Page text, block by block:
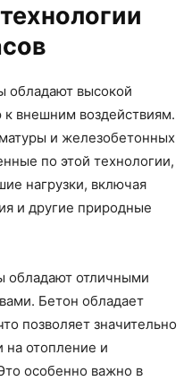
обладают высокой
внешним воздействиям.
и железобетонных
по этой технологии,
нагрузки, включая
и другие природные
обладают отличными
Бетон обладает
позволяет значительно
на отопление и
особенно важно в